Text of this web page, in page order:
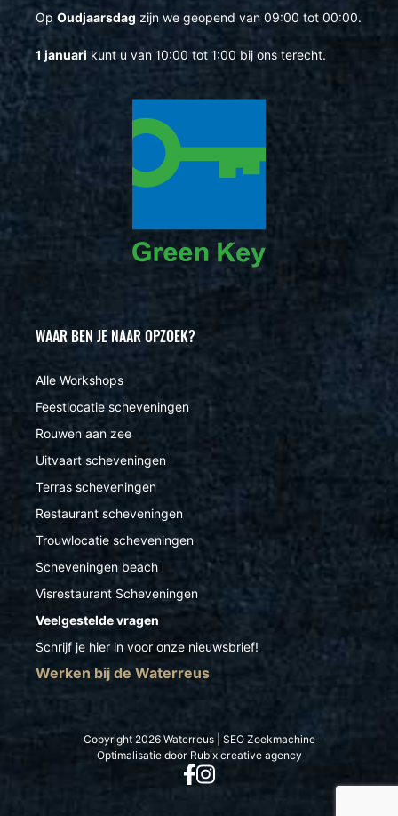
Op Oudjaarsdag zijn we geopend van 09:00 tot 00:00.
1 januari kunt u van 10:00 tot 1:00 bij ons terecht.
WAAR BEN JE NAAR OPZOEK?
Alle Workshops
Feestlocatie scheveningen
Rouwen aan zee
Uitvaart scheveningen
Terras scheveningen
Restaurant scheveningen
Trouwlocatie scheveningen
Scheveningen beach
Visrestaurant Scheveningen
Veelgestelde vragen
Schrijf je hier in voor onze nieuwsbrief!
Werken bij de Waterreus
Copyright 2026 Waterreus | SEO Zoekmachine
Optimalisatiedoor Rubix creative agency